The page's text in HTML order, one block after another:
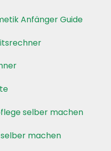
Anfänger Guide
selber machen
machen